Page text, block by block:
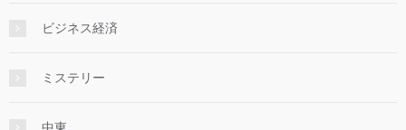
ビジネス経済
ミステリー